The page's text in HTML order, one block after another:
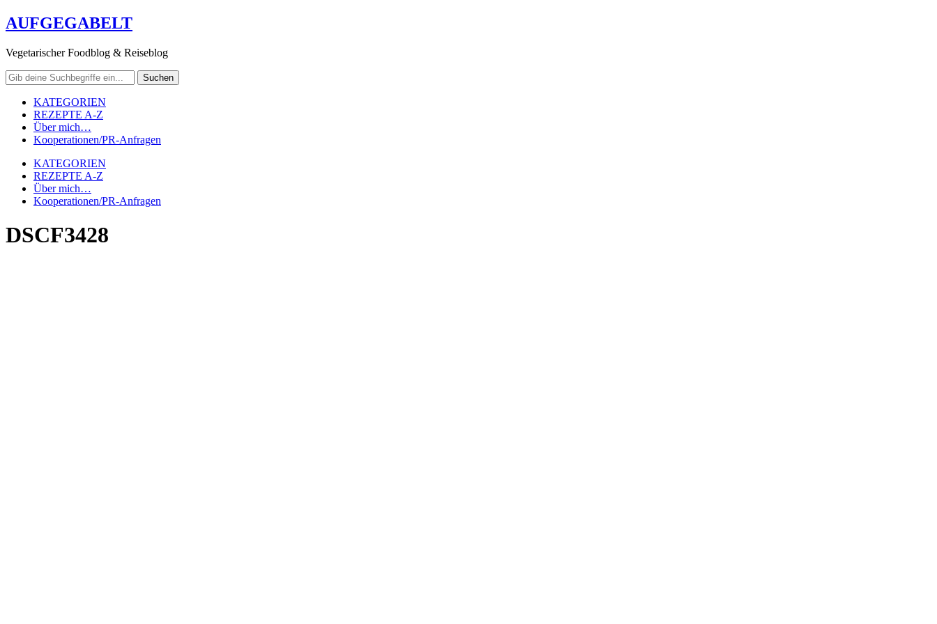
AUFGEGABELT
Vegetarischer Foodblog & Reiseblog
KATEGORIEN
REZEPTE A-Z
Über mich…
Kooperationen/PR-Anfragen
KATEGORIEN
REZEPTE A-Z
Über mich…
Kooperationen/PR-Anfragen
DSCF3428